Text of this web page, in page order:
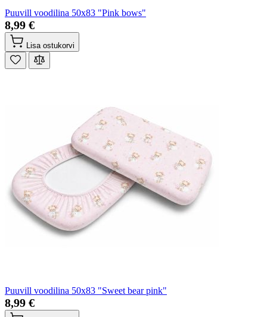
Puuvill voodilina 50x83 "Pink bows"
8,99 €
Lisa ostukorvi
Puuvill voodilina 50x83 "Sweet bear pink"
8,99 €